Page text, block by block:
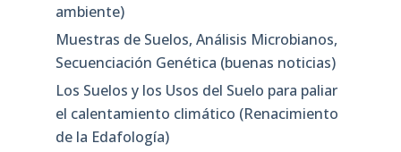
ambiente)
Muestras de Suelos, Análisis Microbianos,
Secuenciación Genética (buenas noticias)
Los Suelos y los Usos del Suelo para paliar
el calentamiento climático (Renacimiento
de la Edafología)